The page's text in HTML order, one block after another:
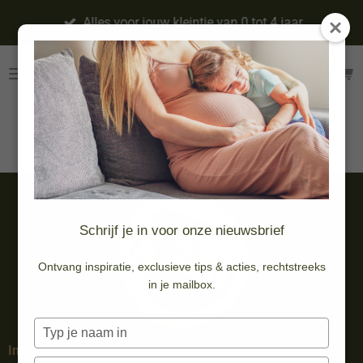
Schrijf je in voor onze nieuwsbrief
Ontvang inspiratie, exclusieve tips & acties, rechtstreeks
in je mailbox.
Typ
je
direct
de
hoofdinhoud
Alles voor jouw kleintje van 0 tot 4 jaar
Eten & drinken
Info